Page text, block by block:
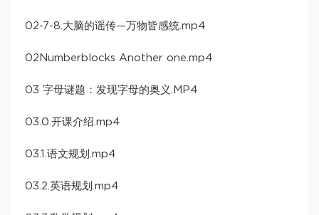
02-7-8.大脑的谣传—万物皆感统.mp4
02Numberblocks Another one.mp4
03 字母谜题：发现字母的奥义.MP4
03.0.开课介绍.mp4
03.1.语文规划.mp4
03.2.英语规划.mp4